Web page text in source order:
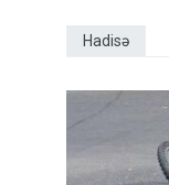
Hadisə